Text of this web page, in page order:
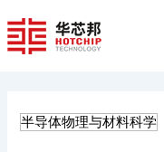
至
内
半导体物理与材料科学